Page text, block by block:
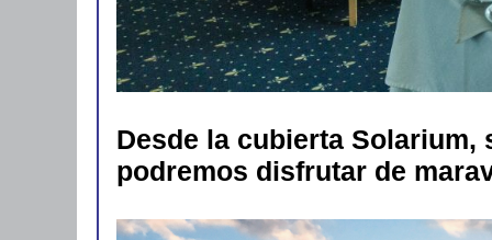
Desde la cubierta Solarium,
podremos disfrutar de